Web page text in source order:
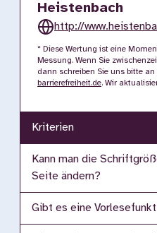
Heistenbach
http://
* Diese Wertung ist eine
Messung. Wenn Sie
dann schreiben Sie uns bitte an
barrierefreiheit.de. Wir
Kriterien
Kann man die
Seite ändern?
Gibt es eine